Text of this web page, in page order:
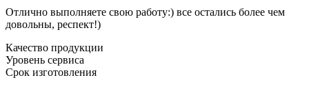
Отлично выполняете свою работу:) все остались более чем
довольны, респект!)
Качество продукции
Уровень сервиса
Срок изготовления